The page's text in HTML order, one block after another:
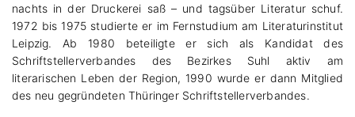
nachts in der Druckerei saß – und tagsüber Literatur schuf.
1972 bis 1975 studierte er im Fernstudium am Literaturinstitut
Leipzig. Ab 1980 beteiligte er sich als Kandidat des
Schriftstellerverbandes des Bezirkes Suhl aktiv am
literarischen Leben der Region, 1990 wurde er dann Mitglied
des neu gegründeten Thüringer Schriftstellerverbandes.